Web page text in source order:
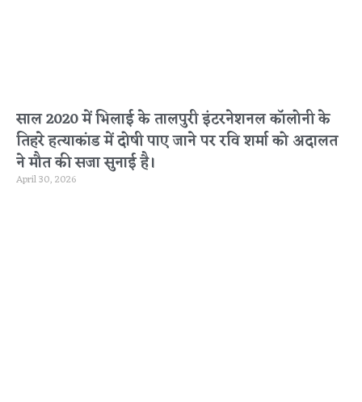
साल 2020 में भिलाई के तालपुरी इंटरनेशनल कॉलोनी के
तिहरे हत्याकांड में दोषी पाए जाने पर रवि शर्मा को अदालत
ने मौत की सजा सुनाई है।
April 30, 2026